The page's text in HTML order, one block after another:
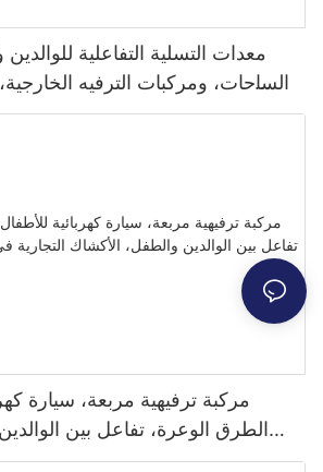
معدات التسلية التفاعلية
والساحات، ومركبات الترفيه
المعالم السياحية،
مركبة ترفيهية مربعة، سيارة
الطرق الوعرة، تفاعل بين
التجارية في المتنزهات